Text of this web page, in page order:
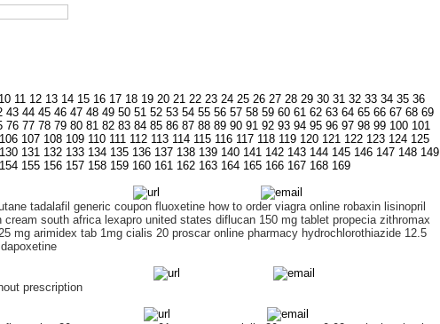
10 11 12 13 14 15 16 17 18 19 20 21 22 23 24 25 26 27 28 29 30 31 32 33 34 35 36
43 44 45 46 47 48 49 50 51 52 53 54 55 56 57 58 59 60 61 62 63 64 65 66 67 68 69
76 77 78 79 80 81 82 83 84 85 86 87 88 89 90 91 92 93 94 95 96 97 98 99 100 101
106 107 108 109 110 111 112 113 114 115 116 117 118 119 120 121 122 123 124 125
130 131 132 133 134 135 136 137 138 139 140 141 142 143 144 145 146 147 148 149
154 155 156 157 158 159 160 161 162 163 164 165 166 167 168 169
tadalafil generic coupon fluoxetine how to order viagra online robaxin lisinopril
cream south africa lexapro united states diflucan 150 mg tablet propecia zithromax
mg arimidex tab 1mg cialis 20 proscar online pharmacy hydrochlorothiazide 12.5
prescription